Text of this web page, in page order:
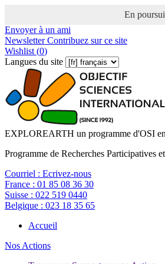
En
Envoyer à un ami
NewsletterContribuez sur ce site
Wishlist (0)
Langues du site
EXPLOREARTH un programme d'OSI
Programme de Recherches Participatives
Courriel : Ecrivez-nous
France : 01 85 08 36 30
Suisse : 022 519 0440
Belgique : 023 18 35 65
Accueil
Nos Actions